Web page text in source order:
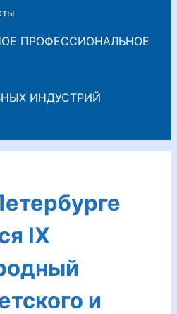
ПРОФЕССИОНАЛЬНОЕ
ИНДУСТРИЙ
IX
и